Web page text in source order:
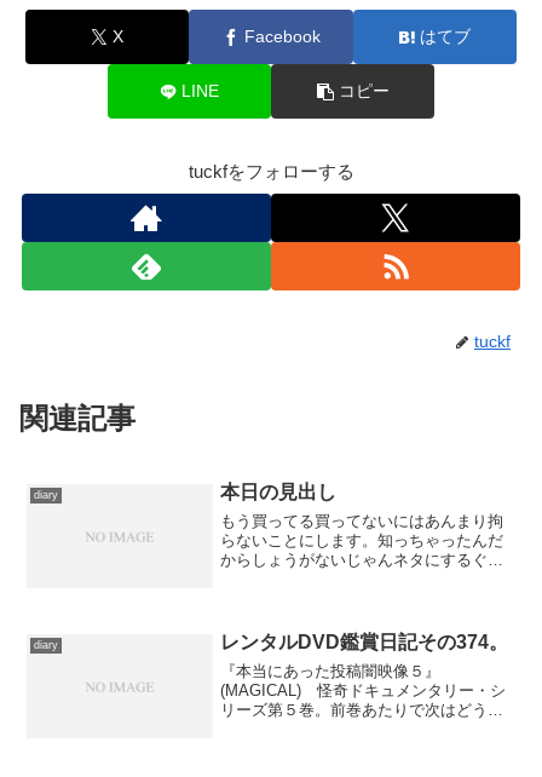
X Facebook はてブ
LINE コピー
tuckfをフォローする
tuckf
関連記事
diary 本日の見出し
もう買ってる買ってないにはあんまり拘
らないことにします。知っちゃったんだ
からしょうがないじゃんネタにするぐら
まいかしばらく悩んだこと...
diary レンタルDVD鑑賞日記その374。
『本当にあった投稿闇映像５』
(MAGICAL) 怪奇ドキュメンタリー・シ
リーズ第５巻。前巻あたりで次はどうし